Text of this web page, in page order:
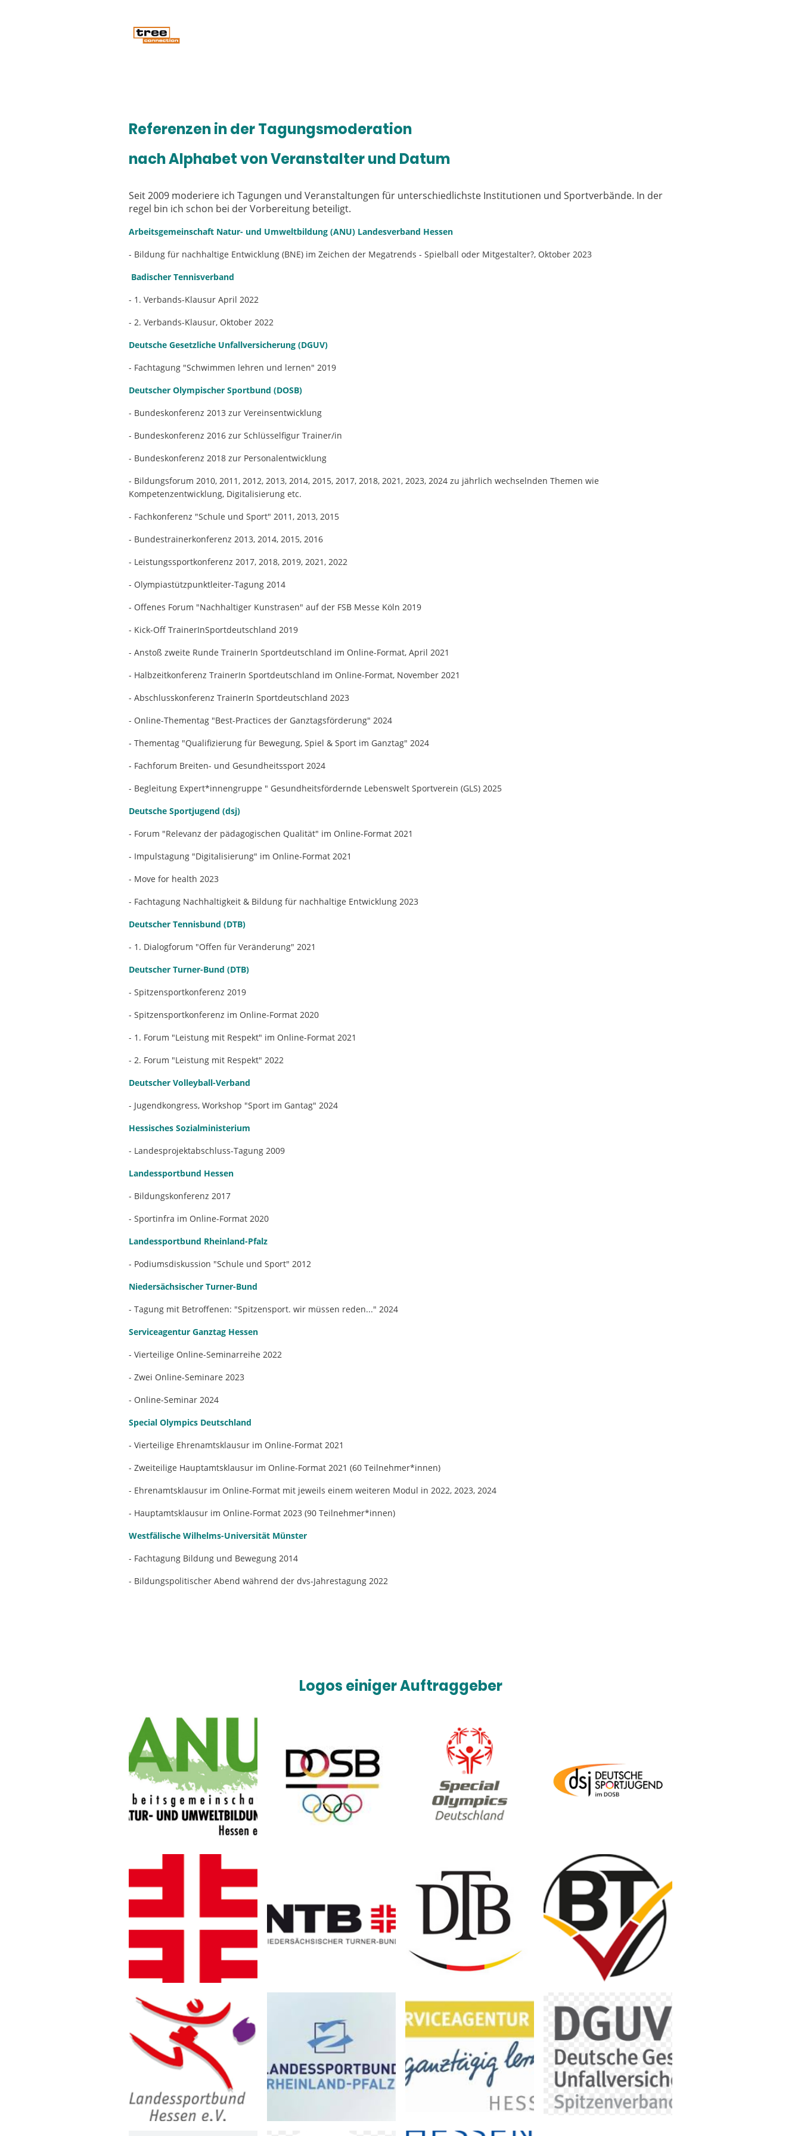
Referenzen in der Tagungsmoderation
nach Alphabet von Veranstalter und Datum
Seit 2009 moderiere ich Tagungen und Veranstaltungen für unterschiedlichste Institutionen und Sportverbände. In der
regel bin ich schon bei der Vorbereitung beteiligt.
Arbeitsgemeinschaft Natur- und Umweltbildung (ANU) Landesverband Hessen
- Bildung für nachhaltige Entwicklung (BNE) im Zeichen der Megatrends - Spielball oder Mitgestalter?, Oktober 2023
Badischer Tennisverband
- 1. Verbands-Klausur April 2022
- 2. Verbands-Klausur, Oktober 2022
Deutsche Gesetzliche Unfallversicherung (DGUV)
- Fachtagung "Schwimmen lehren und lernen" 2019
Deutscher Olympischer Sportbund (DOSB)
- Bundeskonferenz 2013 zur Vereinsentwicklung
- Bundeskonferenz 2016 zur Schlüsselfigur Trainer/in
- Bundeskonferenz 2018 zur Personalentwicklung
- Bildungsforum 2010, 2011, 2012, 2013, 2014, 2015, 2017, 2018, 2021, 2023, 2024 zu jährlich wechselnden Themen wie
Kompetenzentwicklung, Digitalisierung etc.
- Fachkonferenz "Schule und Sport" 2011, 2013, 2015
- Bundestrainerkonferenz 2013, 2014, 2015, 2016
- Leistungssportkonferenz 2017, 2018, 2019, 2021, 2022
- Olympiastützpunktleiter-Tagung 2014
- Offenes Forum "Nachhaltiger Kunstrasen" auf der FSB Messe Köln 2019
- Kick-Off TrainerInSportdeutschland 2019
- Anstoß zweite Runde TrainerIn Sportdeutschland im Online-Format, April 2021
- Halbzeitkonferenz TrainerIn Sportdeutschland im Online-Format, November 2021
- Abschlusskonferenz TrainerIn Sportdeutschland 2023
- Online-Thementag "Best-Practices der Ganztagsförderung" 2024
- Thementag "Qualifizierung für Bewegung, Spiel & Sport im Ganztag" 2024
- Fachforum Breiten- und Gesundheitssport 2024
- Begleitung Expert*innengruppe " Gesundheitsfördernde Lebenswelt Sportverein (GLS) 2025
Deutsche Sportjugend (dsj)
- Forum "Relevanz der pädagogischen Qualität" im Online-Format 2021
- Impulstagung "Digitalisierung" im Online-Format 2021
- Move for health 2023
- Fachtagung Nachhaltigkeit & Bildung für nachhaltige Entwicklung 2023
Deutscher Tennisbund (DTB)
- 1. Dialogforum "Offen für Veränderung" 2021
Deutscher Turner-Bund (DTB)
- Spitzensportkonferenz 2019
- Spitzensportkonferenz im Online-Format 2020
- 1. Forum "Leistung mit Respekt" im Online-Format 2021
- 2. Forum "Leistung mit Respekt" 2022
Deutscher Volleyball-Verband
- Jugendkongress, Workshop "Sport im Gantag" 2024
Hessisches Sozialministerium
- Landesprojektabschluss-Tagung 2009
Landessportbund Hessen
- Bildungskonferenz 2017
- Sportinfra im Online-Format 2020
Landessportbund Rheinland-Pfalz
- Podiumsdiskussion "Schule und Sport" 2012
Niedersächsischer Turner-Bund
- Tagung mit Betroffenen: "Spitzensport. wir müssen reden..." 2024
Serviceagentur Ganztag Hessen
- Vierteilige Online-Seminarreihe 2022
- Zwei Online-Seminare 2023
- Online-Seminar 2024
Special Olympics Deutschland
- Vierteilige Ehrenamtsklausur im Online-Format 2021
- Zweiteilige Hauptamtsklausur im Online-Format 2021 (60 Teilnehmer*innen)
- Ehrenamtsklausur im Online-Format mit jeweils einem weiteren Modul in 2022, 2023, 2024
- Hauptamtsklausur im Online-Format 2023 (90 Teilnehmer*innen)
Westfälische Wilhelms-Universität Münster
- Fachtagung Bildung und Bewegung 2014
- Bildungspolitischer Abend während der dvs-Jahrestagung 2022
Logos einiger Auftraggeber